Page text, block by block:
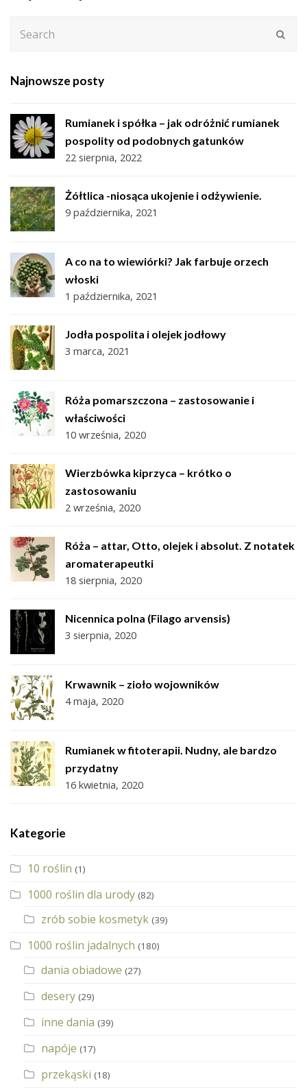
Najnowsze posty
Rumianek i spółka – jak odróżnić rumianek
pospolity od podobnych gatunków
22 sierpnia, 2022
Żółtlica -niosąca ukojenie i odżywienie.
9 października, 2021
A co na to wiewiórki? Jak farbuje orzech
włoski
1 października, 2021
Jodła pospolita i olejek jodłowy
3 marca, 2021
Róża pomarszczona – zastosowanie i
właściwości
10 września, 2020
Wierzbówka kiprzyca – krótko o
zastosowaniu
2 września, 2020
Róża – attar, Otto, olejek i absolut. Z notatek
aromaterapeutki
18 sierpnia, 2020
Nicennica polna (Filago arvensis)
3 sierpnia, 2020
Krwawnik – zioło wojowników
4 maja, 2020
Rumianek w fitoterapii. Nudny, ale bardzo
przydatny
16 kwietnia, 2020
Kategorie
10 roślin (1)
1000 roślin dla urody (82)
zrób sobie kosmetyk (39)
1000 roślin jadalnych (180)
dania obiadowe (27)
desery (29)
inne dania (39)
napóje (17)
przekąski (18)